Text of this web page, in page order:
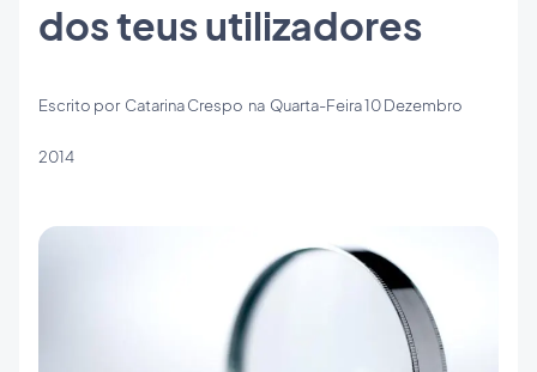
dos teus utilizadores
Escrito por Catarina Crespo na Quarta-Feira 10 Dezembro
2014